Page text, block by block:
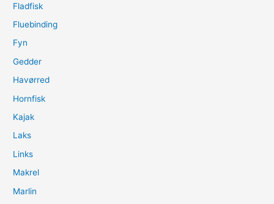
Fladfisk
Fluebinding
Fyn
Gedder
Havørred
Hornfisk
Kajak
Laks
Links
Makrel
Marlin